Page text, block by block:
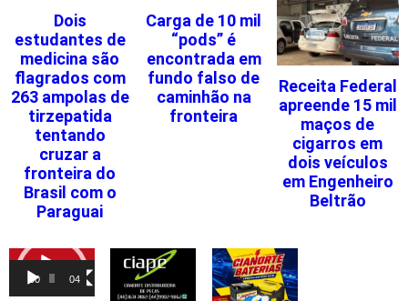
Dois
estudantes de
medicina são
flagrados com
263 ampolas de
tirzepatida
tentando
cruzar a
fronteira do
Brasil com o
Paraguai
Carga de 10 mil
“pods” é
encontrada em
fundo falso de
caminhão na
fronteira
Receita Federal
apreende 15 mil
maços de
cigarros em
dois veículos
em Engenheiro
Beltrão
Tocador
00:00 04:46